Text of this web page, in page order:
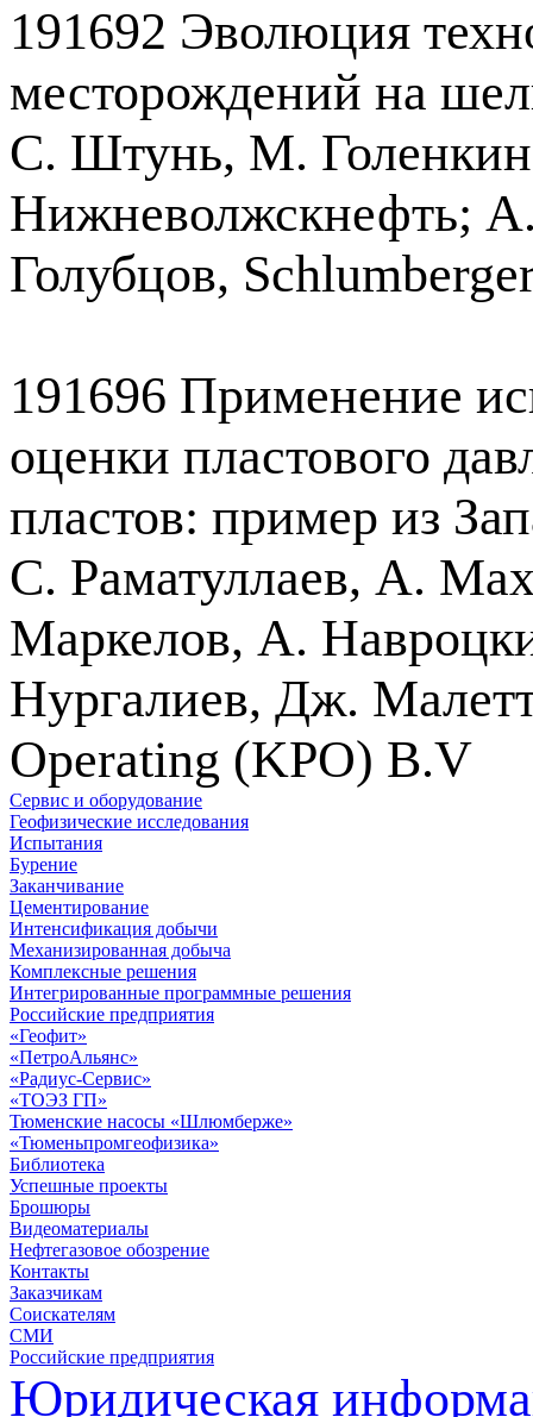
191692 Эволюция
месторождений на
С. Штунь, М.
Нижневолжскнефть;
Голубцов,
191696 Применение
оценки пластового
пластов: пример из
С. Раматуллаев, А.
Маркелов, А.
Нургалиев, Дж.
Operating (KPO) B.V
Сервис и оборудование
Геофизические исследования
Испытания
Бурение
Заканчивание
Цементирование
Интенсификация добычи
Механизированная добыча
Комплексные решения
Интегрированные программные решения
Российские предприятия
«Геофит»
«ПетроАльянс»
«Радиус-Сервис»
«ТОЭЗ ГП»
Тюменские насосы «Шлюмберже»
«Тюменьпромгеофизика»
Библиотека
Успешные проекты
Брошюры
Видеоматериалы
Нефтегазовое обозрение
Контакты
Заказчикам
Соискателям
СМИ
Российские предприятия
Юридическая